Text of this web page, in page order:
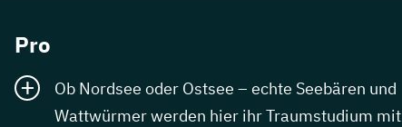
Pro
Ob Nordsee oder Ostsee – echte Seebären und
Wattwürmer werden hier ihr Traumstudium mit